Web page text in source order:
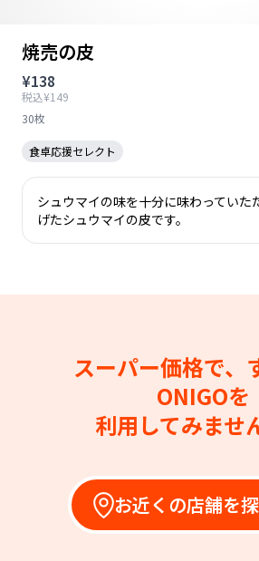
焼売の皮
¥138
税込¥149
30枚
食卓応援セレクト
シュウマイの味を十分に味わっていた
げたシュウマイの皮です。
スーパー価格で、
ONIGOを
利用してみませ
お近くの店舗を